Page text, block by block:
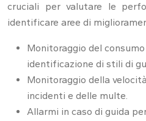
cruciali per valutare le
identificare aree di
Monitoraggio del
identificazione di stili di
Monitoraggio della
incidenti e delle multe.
Allarmi in caso di guida